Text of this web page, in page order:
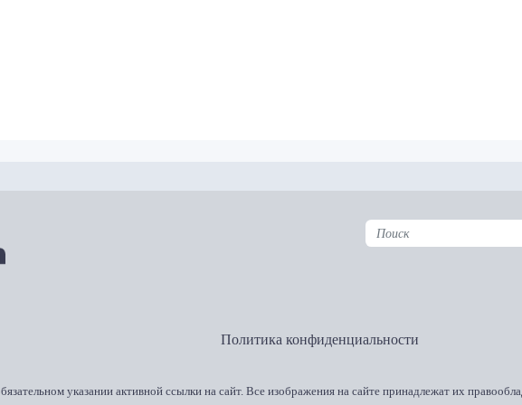
Политика конфиденциальности
указании активной ссылки на сайт. Все изображения на сайте принадлежат их